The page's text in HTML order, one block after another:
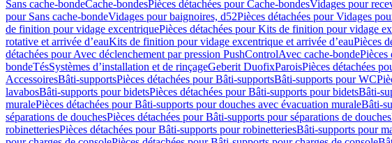
Sans cache-bondeCache-bondesPièces détachées pour Cache-bondesVidages pour
pour Sans cache-bondeVidages pour baignoires, d52Pièces détachées pour Vidages
de finition pour vidage excentriquePièces détachées pour Kits de finition pour vidage
rotative et arrivée d’eauKits de finition pour vidage excentrique et arrivée d’eauPièces
détachées pour Avec déclenchement par pression PushControlAvec cache-bondePièces
bondeTésSystèmes d’installation et de rinçageGeberit DuofixParoisPièces détachées
AccessoiresBâti-supportsPièces détachées pour Bâti-supportsBâti-supports pour WC
lavabosBâti-supports pour bidetsPièces détachées pour Bâti-supports pour bidetsBâti-
muralePièces détachées pour Bâti-supports pour douches avec évacuation muraleBâti-
séparations de douchesPièces détachées pour Bâti-supports pour séparations de douches
robinetteriesPièces détachées pour Bâti-supports pour robinetteriesBâti-supports pour